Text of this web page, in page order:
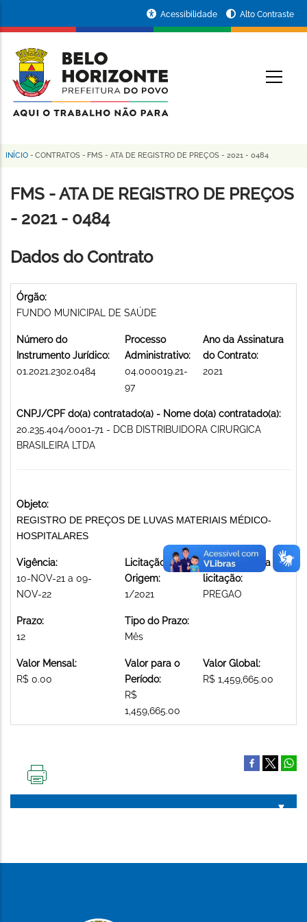
conteúdo
principal
da
Prefeitura
de
Horizonte
Acessibilidade Alto Contraste
Trilha
de
navegação
INÍCIO - CONTRATOS - FMS - ATA DE REGISTRO DE PREÇOS - 2021 - 0484
FMS - ATA DE REGISTRO DE PREÇOS
- 2021 - 0484
Dados do Contrato
Órgão:
FUNDO MUNICIPAL DE SAÚDE
Número do
Instrumento Jurídico:
01.2021.2302.0484
Processo
Administrativo:
04.000019.21-
97
Ano da Assinatura
do Contrato:
2021
CNPJ/CPF do(a) contratado(a) - Nome do(a) contratado(a):
20.235.404/0001-71 - DCB DISTRIBUIDORA CIRURGICA
BRASILEIRA LTDA
Objeto:
REGISTRO DE PREÇOS DE LUVAS MATERIAIS MÉDICO-
HOSPITALARES
Vigência:
10-NOV-21 a 09-
NOV-22
Licitação de
Origem:
1/2021
Modalidade da
licitação:
PREGAO
Prazo:
12
Tipo do Prazo:
Mês
Valor Mensal:
R$ 0.00
Valor para o
Período:
R$
1,459,665.00
Valor Global:
R$ 1,459,665.00
PÁGINA